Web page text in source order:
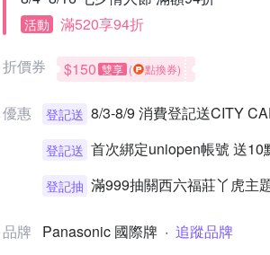
活動 滿520享94折
折價券 $150 雙享 ( 點換券)
優惠 登記送 8/3-8/9 消費登記送CITY
登記送 首次綁定uniopen帳號 送
登記抽 滿999抽關西六福莊丫虎主
品牌 Panasonic 國際牌 · 追蹤品牌